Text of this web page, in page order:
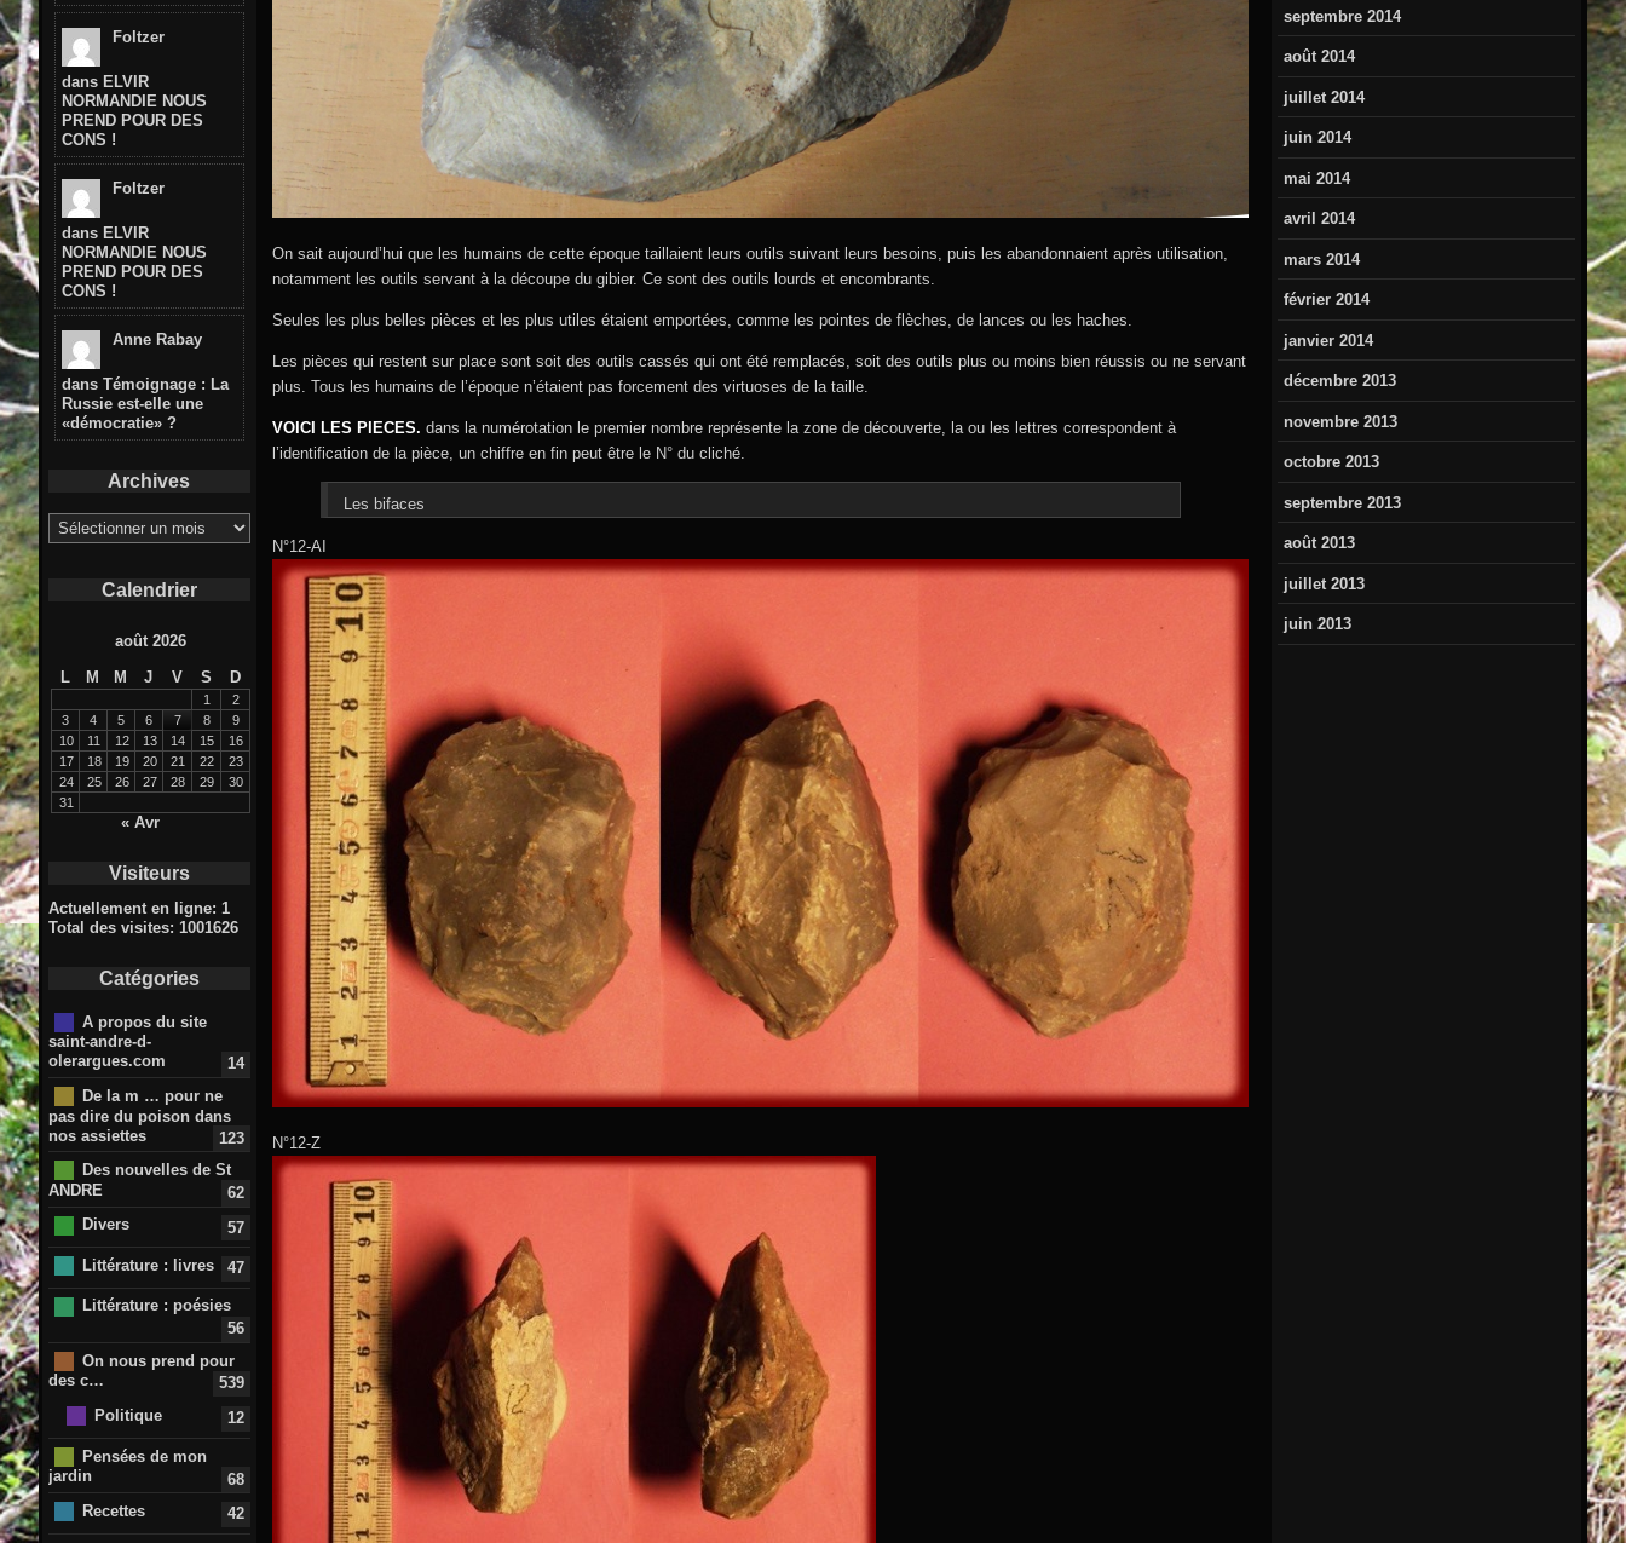
On sait aujourd’hui que les humains de cette époque taillaient leurs outils suivant leurs besoins, puis les abandonnaient après utilisation,
notamment les outils servant à la découpe du gibier. Ce sont des outils lourds et encombrants.
Seules les plus belles pièces et les plus utiles étaient emportées, comme les pointes de flèches, de lances ou les haches.
Les pièces qui restent sur place sont soit des outils cassés qui ont été remplacés, soit des outils plus ou moins bien réussis ou ne servant
plus. Tous les humains de l’époque n’étaient pas forcement des virtuoses de la taille.
VOICI LES PIECES. dans la numérotation le premier nombre représente la zone de découverte, la ou les lettres correspondent à
l’identification de la pièce, un chiffre en fin peut être le N° du cliché.
Les bifaces
N°12-AI
N°12-Z
septembre 2014
août 2014
juillet 2014
juin 2014
mai 2014
avril 2014
mars 2014
février 2014
janvier 2014
décembre 2013
novembre 2013
octobre 2013
septembre 2013
août 2013
juillet 2013
juin 2013
Foltzer
dans ELVIR
NORMANDIE NOUS
PREND POUR DES
CONS !
Foltzer
dans ELVIR
NORMANDIE NOUS
PREND POUR DES
CONS !
Anne Rabay
dans Témoignage : La
Russie est-elle une
«démocratie» ?
Archives
Archives
Calendrier
août 2026
L
M M J V S D
1
2
3
4 5 6 7 8
9
10
11 12 13 14 15
16
17
18 19 20 21 22
23
24
25 26 27 28 29
30
31
« Avr
Visiteurs
Actuellement en ligne: 1
Total des visites: 1001626
Catégories
A propos du site
saint-andre-d-
olerargues.com
14
De la m … pour ne
pas dire du poison dans
nos assiettes
123
Des nouvelles de St
ANDRE
62
Divers
57
Littérature : livres 47
Littérature : poésies
56
On nous prend pour
des c…
539
Politique
12
Pensées de mon
jardin
68
Recettes
42